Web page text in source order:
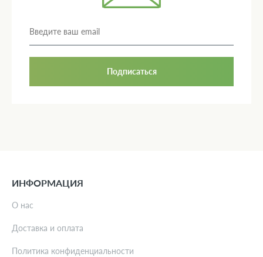
Подписаться
ИНФОРМАЦИЯ
О нас
Доставка и оплата
Политика конфиденциальности